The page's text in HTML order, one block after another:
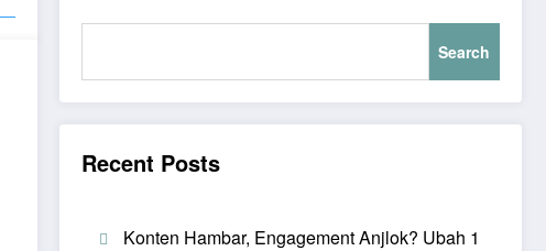
Search
Recent Posts
Konten Hambar, Engagement Anjlok? Ubah 1